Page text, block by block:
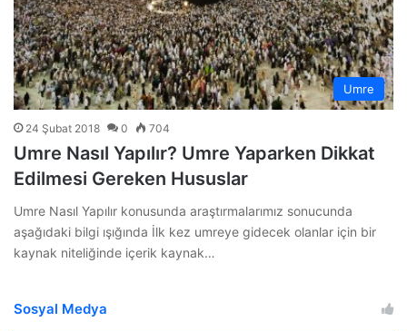
Umre
24 Şubat 2018 0 704
Umre Nasıl Yapılır? Umre Yaparken Dikkat
Edilmesi Gereken Hususlar
Umre Nasıl Yapılır konusunda araştırmalarımız sonucunda
aşağıdaki bilgi ışığında İlk kez umreye gidecek olanlar için bir
kaynak niteliğinde içerik kaynak…
Sosyal Medya